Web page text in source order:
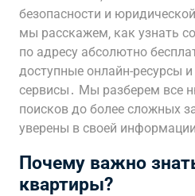
безопасности и
мы расскажем‚ как узнать
по адресу абсолютно
доступные онлайн-ресурсы
сервисы․ Мы разберем все
поисков до более сложных
уверены в своей
Почему важно
квартиры?